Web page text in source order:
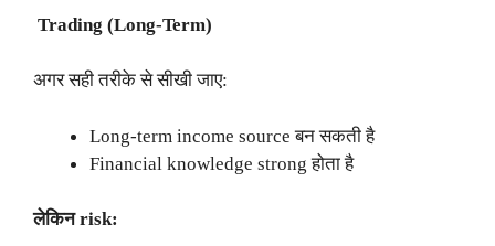
Trading (Long-Term)
अगर सही तरीके से सीखी जाए:
Long-term income source बन सकती है
Financial knowledge strong होता है
लेकिन risk: